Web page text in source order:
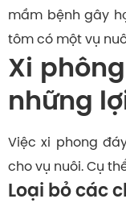
mầm bệnh gây
tôm có một vụ
Xi
những
Việc xi phong
cho vụ nuôi. Cụ
Loại bỏ các